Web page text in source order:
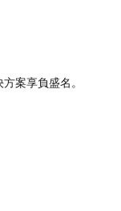
案享負盛名。